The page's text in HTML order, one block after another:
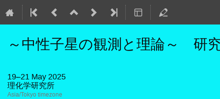
～中性子星の観測と理論～ 研
19–21 May 2025
理化学研究所
Asia/Tokyo timezone